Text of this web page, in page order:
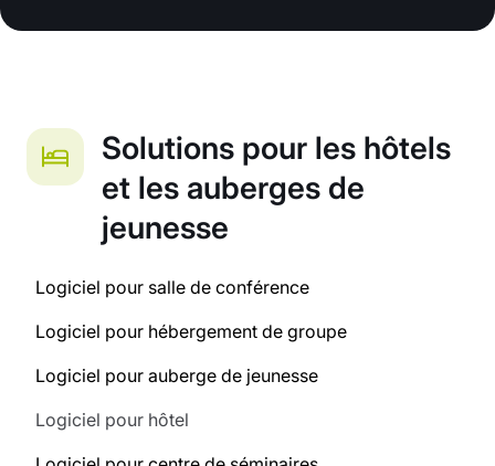
Solutions pour les hôtels
et les auberges de
jeunesse
Logiciel pour salle de conférence
Logiciel pour hébergement de groupe
Logiciel pour auberge de jeunesse
Logiciel pour hôtel